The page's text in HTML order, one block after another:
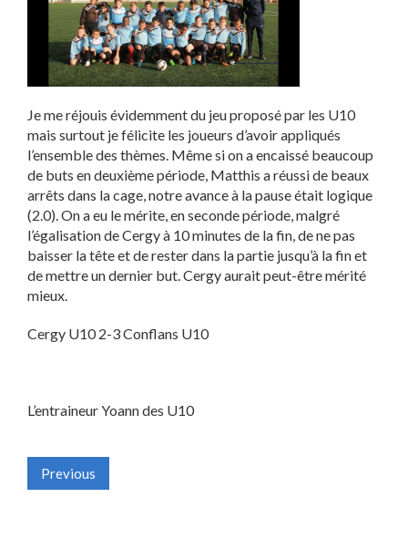
Je me réjouis évidemment du jeu proposé par les U10
mais surtout je félicite les joueurs d’avoir appliqués
l’ensemble des thèmes. Même si on a encaissé beaucoup
de buts en deuxième période, Matthis a réussi de beaux
arrêts dans la cage, notre avance à la pause était logique
(2.0). On a eu le mérite, en seconde période, malgré
l’égalisation de Cergy à 10 minutes de la fin, de ne pas
baisser la tête et de rester dans la partie jusqu’à la fin et
de mettre un dernier but. Cergy aurait peut-être mérité
mieux.
Cergy U10 2-3 Conflans U10
L’entraineur Yoann des U10
Previous